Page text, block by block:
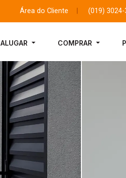
Área do Cliente (019) 3024-
ALUGAR COMPRAR